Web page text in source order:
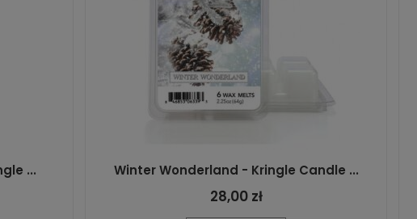
... Winter Wonderland - Kringle Candle ...
28,00 zł